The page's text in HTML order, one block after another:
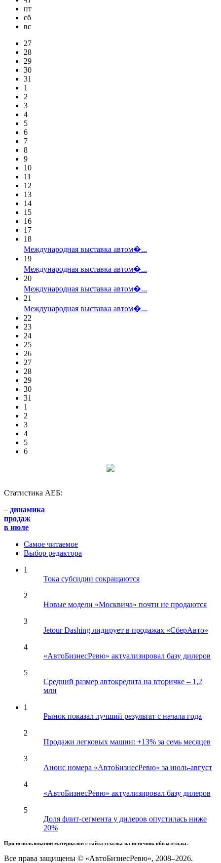
пт
сб
вс
27
28
29
30
31
1
2
3
4
5
6
7
8
9
10
11
12
13
14
15
16
17
18
Международная выставка автом�...
19
Международная выставка автом�...
20
Международная выставка автом�...
21
Международная выставка автом�...
22
23
24
25
26
27
28
29
30
31
1
2
3
4
5
6
Статистика АЕБ:
– динамика
продаж
в июле
Самое читаемое
Выбор редактора
1
Тока субсидии сокращаются
2
Новые модели «Москвича» почти не продаются
3
Jetour Dashing лидирует в продажах «СберАвто»
4
«АвтоБизнесРевю» актуализировал базу дилеров
5
Средний размер автокредита на вторичке – 1,2
млн
1
Рынок показал лучший результат с начала года
2
Продажи легковых машин: +13% за семь месяцев
3
Анонс номера «АвтоБизнесРевю» за июль-август
4
«АвтоБизнесРевю» актуализировал базу дилеров
5
Доля флит-сегмента у дилеров опустилась ниже
20%
При использовании материалов с сайта ссылка на источник обязательна.
Все права защищены © «АвтоБизнесРевю», 2008–2026.